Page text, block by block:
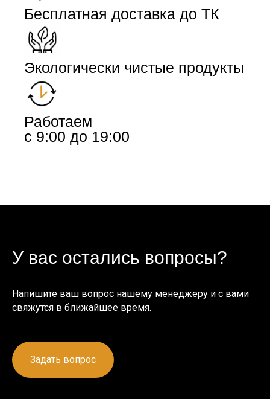
Бесплатная доставка до ТК
Экологически чистые продукты
Работаем
с 9:00 до 19:00
У вас остались вопросы?
Напишите ваш вопрос нашему менеджеру и с вами
свяжутся в ближайшее время.
Задать вопрос